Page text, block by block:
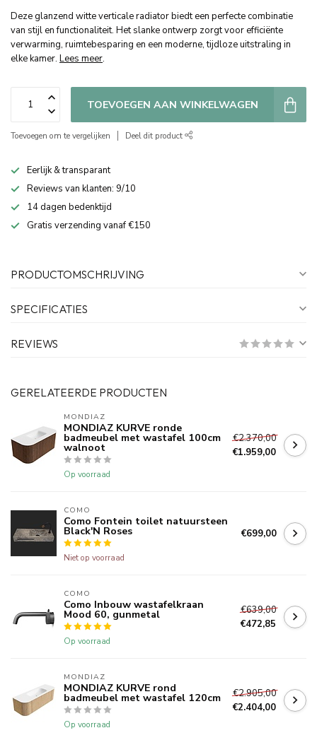
Deze glanzend witte verticale radiator biedt een perfecte combinatie
van stijl en functionaliteit. Het slanke ontwerp zorgt voor efficiënte
verwarming, ruimtebesparing en een moderne, tijdloze uitstraling in
elke kamer. Lees meer.
TOEVOEGEN AAN WINKELWAGEN
Toevoegen om te vergelijken Deel dit product
Eerlijk & transparant
Reviews van klanten: 9/10
14 dagen bedenktijd
Gratis verzending vanaf €150
PRODUCTOMSCHRIJVING
SPECIFICATIES
REVIEWS
GERELATEERDE PRODUCTEN
MONDIAZ
MONDIAZ KURVE ronde
badmeubel met wastafel 100cm
walnoot
Op voorraad
€2.370,00
€1.959,00
COMO
Como Fontein toilet natuursteen
Black'N Roses
Niet op voorraad
€699,00
COMO
Como Inbouw wastafelkraan
Mood 60, gunmetal
Op voorraad
€639,00
€472,85
MONDIAZ
MONDIAZ KURVE rond
badmeubel met wastafel 120cm
Op voorraad
€2.905,00
€2.404,00